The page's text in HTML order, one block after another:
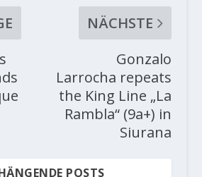
NÄCHSTE
Gonzalo
Larrocha repeats
the King Line „La
Rambla“ (9a+) in
Siurana
POSTS